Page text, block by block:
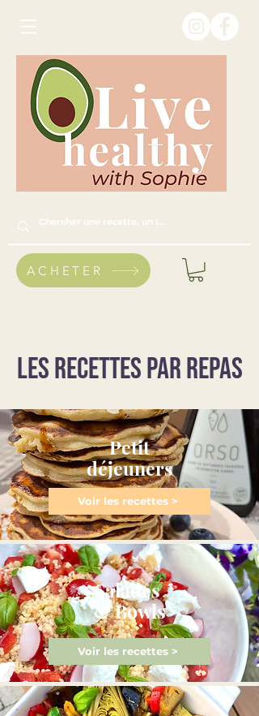
ACHETER
LES RECETTES PAR REPAS
Petit
déjeuners
Voir les recettes >
Voir les recettes >
Salades
& Bowls